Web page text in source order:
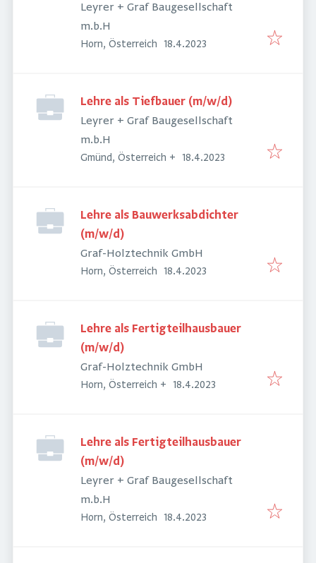
Leyrer + Graf Baugesellschaft
m.b.H
Horn, Österreich Veröffentlicht
18.4.2023
Lehre als Tiefbauer (m/w/d)
Leyrer + Graf Baugesellschaft
m.b.H
Gmünd, Österreich + Veröffentlicht
18.4.2023
Lehre als Bauwerksabdichter
(m/w/d)
Graf-Holztechnik GmbH
Horn, Österreich Veröffentlicht
18.4.2023
Lehre als Fertigteilhausbauer
(m/w/d)
Graf-Holztechnik GmbH
Horn, Österreich + Veröffentlicht
18.4.2023
Lehre als Fertigteilhausbauer
(m/w/d)
Leyrer + Graf Baugesellschaft
m.b.H
Horn, Österreich Veröffentlicht
18.4.2023